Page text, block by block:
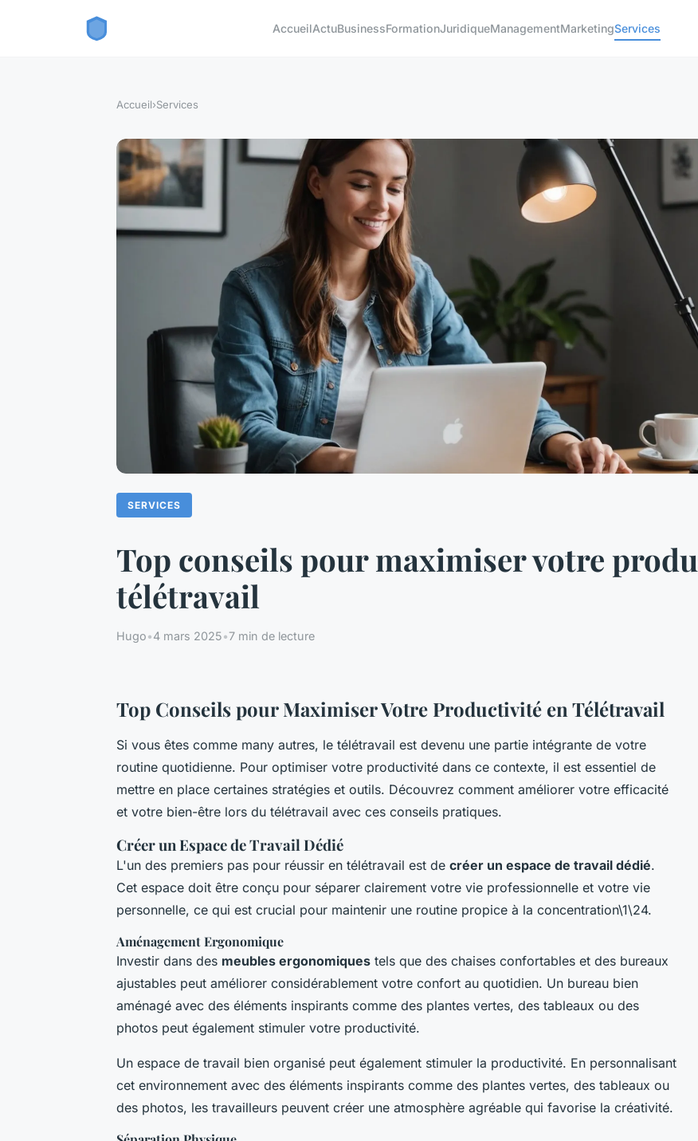
AccueilActuBusinessFormationJuridiqueManagementMarketingServices
Accueil›Services
SERVICES
Top conseils pour maximiser votre
télétravail
Hugo•4 mars 2025•7 min de lecture
Top Conseils pour Maximiser Votre Productivité en Télétravail
Si vous êtes comme many autres, le télétravail est devenu une partie intégrante de votre
routine quotidienne. Pour optimiser votre productivité dans ce contexte, il est essentiel de
mettre en place certaines stratégies et outils. Découvrez comment améliorer votre efficacité
et votre bien-être lors du télétravail avec ces conseils pratiques.
Créer un Espace de Travail Dédié
L'un des premiers pas pour réussir en télétravail est de créer un espace de travail dédié.
Cet espace doit être conçu pour séparer clairement votre vie professionnelle et votre vie
personnelle, ce qui est crucial pour maintenir une routine propice à la concentration\1\24.
Aménagement Ergonomique
Investir dans des meubles ergonomiques tels que des chaises confortables et des bureaux
ajustables peut améliorer considérablement votre confort au quotidien. Un bureau bien
aménagé avec des éléments inspirants comme des plantes vertes, des tableaux ou des
photos peut également stimuler votre productivité.
Un espace de travail bien organisé peut également stimuler la productivité. En personnalisant
cet environnement avec des éléments inspirants comme des plantes vertes, des tableaux ou
des photos, les travailleurs peuvent créer une atmosphère agréable qui favorise la créativité.